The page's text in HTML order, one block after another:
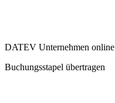
DATEV Unternehmen online
Buchungsstapel übertragen